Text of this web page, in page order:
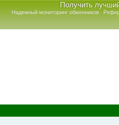
Получить
Надежный мониторинг обменников